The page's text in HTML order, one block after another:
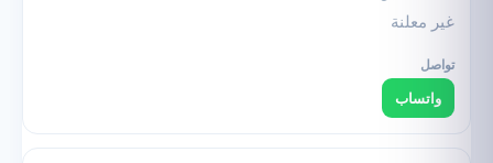
غير معلنة
واتساب